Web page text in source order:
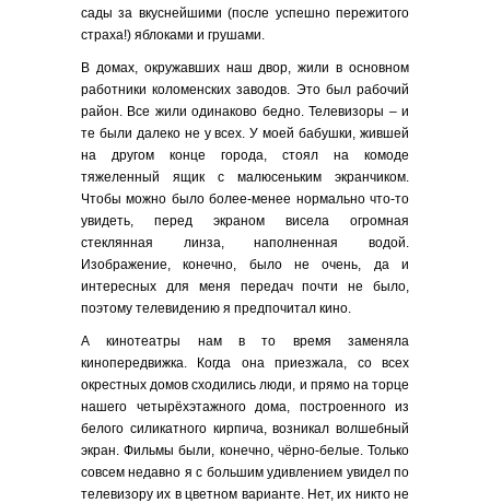
сады за вкуснейшими (после успешно пережитого
страха!) яблоками и грушами.
В домах, окружавших наш двор, жили в основном
работники коломенских заводов. Это был рабочий
район. Все жили одинаково бедно. Телевизоры – и
те были далеко не у всех. У моей бабушки, жившей
на другом конце города, стоял на комоде
тяжеленный ящик с малюсеньким экранчиком.
Чтобы можно было более-менее нормально что-то
увидеть, перед экраном висела огромная
стеклянная линза, наполненная водой.
Изображение, конечно, было не очень, да и
интересных для меня передач почти не было,
поэтому телевидению я предпочитал кино.
А кинотеатры нам в то время заменяла
кинопередвижка. Когда она приезжала, со всех
окрестных домов сходились люди, и прямо на торце
нашего четырёхэтажного дома, построенного из
белого силикатного кирпича, возникал волшебный
экран. Фильмы были, конечно, чёрно-белые. Только
совсем недавно я с большим удивлением увидел по
телевизору их в цветном варианте. Нет, их никто не